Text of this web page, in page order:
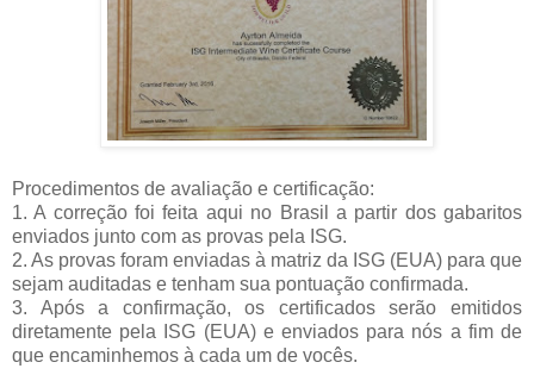
Procedimentos de avaliação e certificação:
1. A correção foi feita aqui no Brasil a partir dos gabaritos
enviados junto com as provas pela ISG.
2. As provas foram enviadas à matriz da ISG (EUA) para que
sejam auditadas e tenham sua pontuação confirmada.
3. Após a confirmação, os certificados serão emitidos
diretamente pela ISG (EUA) e enviados para nós a fim de
que encaminhemos à cada um de vocês.